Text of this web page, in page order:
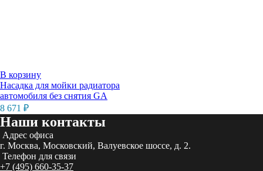
В корзину
Насадка для мойки радиатора
автомобиля без снятия GA
8 671 ₽
Наши контакты
Адрес офиса
г. Москва, Московский, Валуевское шоссе, д. 2.
Телефон для связи
+7 (495) 660-35-37